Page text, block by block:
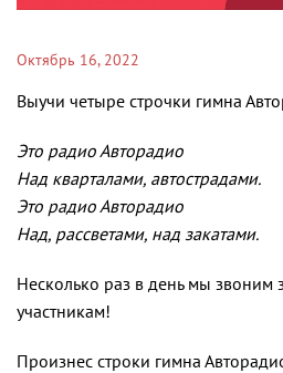
Октябрь 16, 2022
Выучи четыре строчки гимна
Это радио Авторадио
Над кварталами, автострадами.
Это радио Авторадио
Над, рассветами, над закатами.
Несколько раз в день мы звоним
участникам!
Произнес строки гимна